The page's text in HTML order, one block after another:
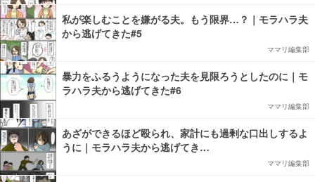
私が楽しむことを嫌がる夫。もう限界…？｜モラハラ夫
から逃げてきた#5
ママリ編集部
暴力をふるうようになった夫を見限ろうとしたのに｜モ
ラハラ夫から逃げてきた#6
ママリ編集部
あざができるほど殴られ、家計にも過剰な口出しするよ
うに｜モラハラ夫から逃げてき…
ママリ編集部